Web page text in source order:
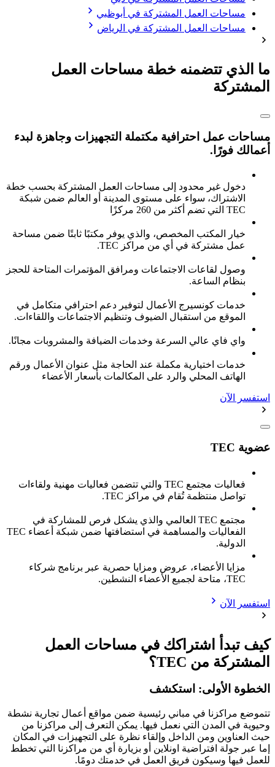
مساحات العمل المشتركة في أبوظبي
مساحات العمل المشتركة في الرياض
ما الذي تتضمنه خطة مساحات العمل
المشتركة
مساحات عمل احترافية مكتملة التجهيزات وجاهزة لبدء
أعمالك فورًا.
دخول غير محدود إلى مساحات العمل المشتركة بحسب خطة
الاشتراك، سواء على مستوى المدينة أو العالم ضمن شبكة
TEC التي تضم أكثر من 260 مركزًا
خيار المكتب المخصص، والذي يوفر مكتبًا ثابتًا ضمن مساحة
عمل مشتركة في أي من مراكز TEC.
وصول لقاعات الاجتماعات ومرافق المؤتمرات المتاحة للحجز
بنظام الساعة.
خدمات كونسيرج الأعمال لتوفير دعم احترافي متكامل في
الموقع من استقبال الضيوف وتنظيم الاجتماعات واللقاءات.
واي فاي عالي السرعة وخدمات الضيافة والمشروبات مجانًا.
خدمات اختيارية مكملة عند الحاجة مثل عنوان الأعمال ورقم
الهاتف المحلي والرد على المكالمات بأسعار الأعضاء
استفسر الآن
عضوية TEC
فعاليات مجتمع TEC والتي تتضمن فعاليات مهنية ولقاءات
تواصل منتظمة تُقام في مراكز TEC.
مجتمع TEC العالمي والذي يشكل فرص للمشاركة في
الفعاليات والمساهمة في استضافتها ضمن شبكة أعضاء TEC
الدولية.
مزايا الأعضاء، عروض ومزايا حصرية عبر برنامج شركاء
TEC، متاحة لجميع الأعضاء النشطين.
استفسر الآن
كيف تبدأ اشتراكك في مساحات العمل
المشتركة من TEC؟
الخطوة الأولى: استكشف
تتموضع مراكزنا في مباني رئيسية ضمن مواقع أعمال تجارية نشطة
وحيوية في المدن التي نعمل فيها. يمكن التعرف إلى مراكزنا من
حيث العناوين ومن الداخل وإلقاء نظرة على التجهيزات في المكان
إما عبر جولة افتراضية اونلاين أو بزيارة أي من مراكزنا التي تخطط
للعمل فيها وسيكون فريق العمل في خدمتك دومًا.